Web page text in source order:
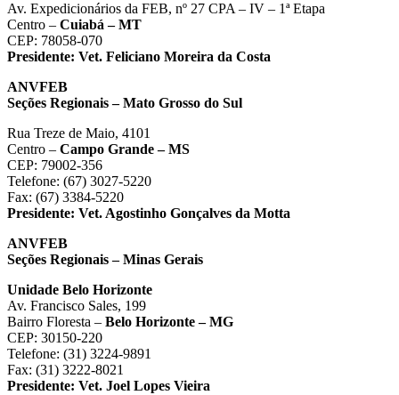
Av. Expedicionários da FEB, nº 27 CPA – IV – 1ª Etapa
Centro – Cuiabá – MT
CEP: 78058-070
Presidente: Vet. Feliciano Moreira da Costa
ANVFEB
Seções Regionais – Mato Grosso do Sul
Rua Treze de Maio, 4101
Centro – Campo Grande – MS
CEP: 79002-356
Telefone: (67) 3027-5220
Fax: (67) 3384-5220
Presidente: Vet. Agostinho Gonçalves da Motta
ANVFEB
Seções Regionais – Minas Gerais
Unidade Belo Horizonte
Av. Francisco Sales, 199
Bairro Floresta – Belo Horizonte – MG
CEP: 30150-220
Telefone: (31) 3224-9891
Fax: (31) 3222-8021
Presidente: Vet. Joel Lopes Vieira